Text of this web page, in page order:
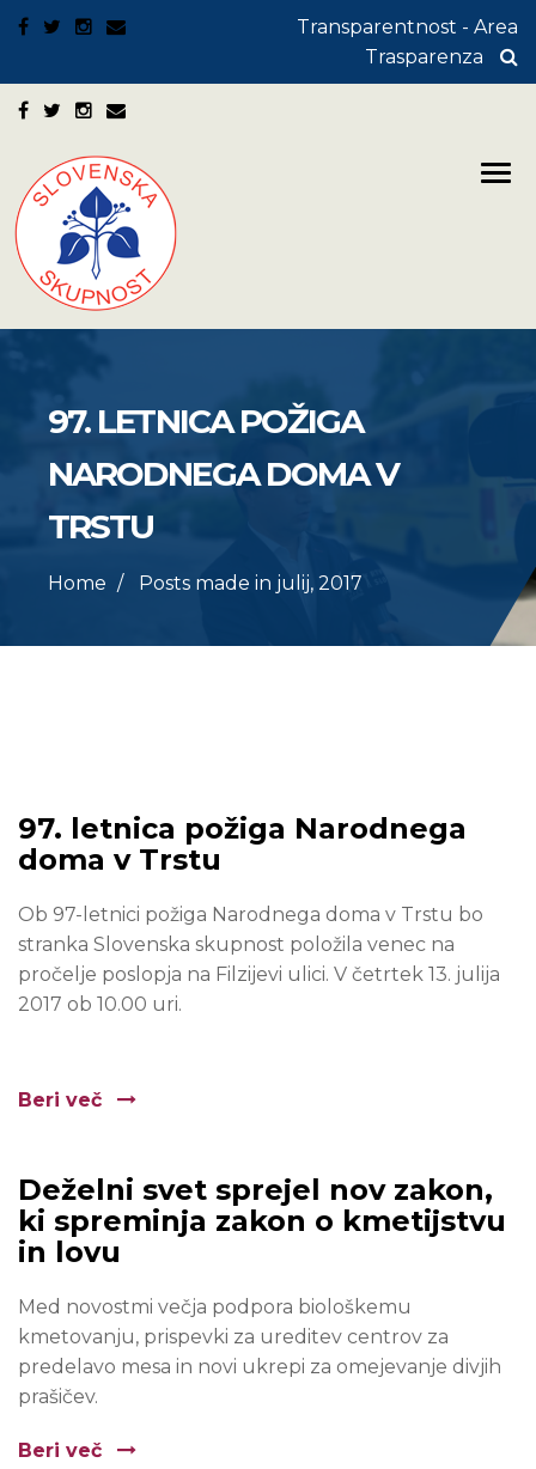
Transparentnost - Area
Trasparenza
97. LETNICA POŽIGA
NARODNEGA DOMA V
TRSTU
Home Posts made in julij, 2017
97. letnica požiga Narodnega
doma v Trstu
Ob 97-letnici požiga Narodnega doma v Trstu bo
stranka Slovenska skupnost položila venec na
pročelje poslopja na Filzijevi ulici. V četrtek 13. julija
2017 ob 10.00 uri.
Beri več
Deželni svet sprejel nov zakon,
ki spreminja zakon o kmetijstvu
in lovu
Med novostmi večja podpora biološkemu
kmetovanju, prispevki za ureditev centrov za
predelavo mesa in novi ukrepi za omejevanje divjih
prašičev.
Beri več